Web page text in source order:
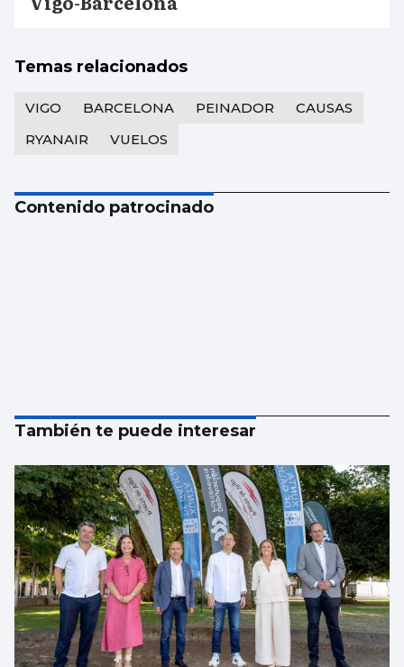
Temas relacionados
VIGO BARCELONA PEINADOR
CAUSAS
RYANAIR
VUELOS
Contenido patrocinado
También te puede interesar